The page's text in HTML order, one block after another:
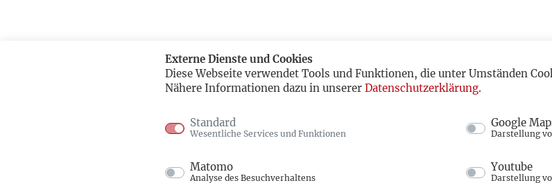
Externe Dienste und Cookies
Diese Webseite verwendet Tools und Funktionen, die unter Umständen
Nähere Informationen dazu in unserer Datenschutzerklärung.
Standard
Wesentliche Services und Funktionen
Google
Darstellung
Matomo
Analyse des Besuchverhaltens
Youtube
Darstellung